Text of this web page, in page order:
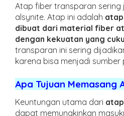
Atap fiber transparan sering
alsynite. Atap ini adalah
dibuat dari material fiber
dengan kekuatan yang
transparan ini sering
karena bisa menjadi
Apa Tujuan Memasang
Keuntungan utama dari
dapat memungkinkan